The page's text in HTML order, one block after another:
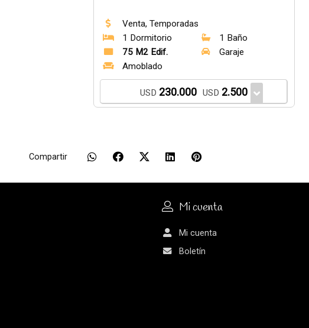
Venta, Temporadas
1 Dormitorio
1 Baño
75 M2 Edif.
Garaje
Amoblado
USD 230.000 USD 2.500
Compartir
Mi cuenta
Mi cuenta
Boletín